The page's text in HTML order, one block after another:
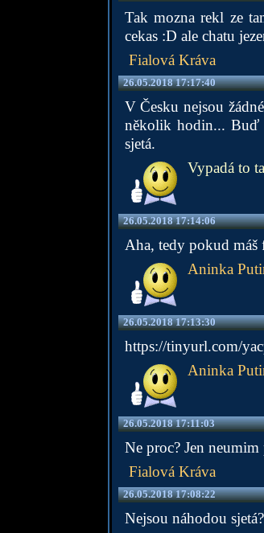
Tak mozna rekl ze
cekas :D ale chatu
Fialová Kráva
26.05.2018 17:17:40
V Česku nejsou
několik hodin... Buď
sjetá.
Vypadá to
26.05.2018 17:14:06
Aha, tedy pokud máš
Aninka
26.05.2018 17:13:30
https://tinyurl.com/
Aninka
26.05.2018 17:11:03
Ne proc? Jen neumim
Fialová Kráva
26.05.2018 17:08:22
Nejsou náhodou sjetá?